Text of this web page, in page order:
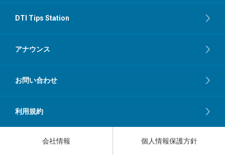
DTI Tips Station
アナウンス
お問い合わせ
利用規約
会社情報 個人情報保護方針